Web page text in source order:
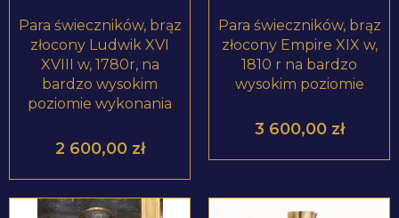
Para świeczników, brąz
złocony Ludwik XVI
XVIII w, 1780r, na
bardzo wysokim
poziomie wykonania
2 600,00 zł
Para świeczników, brąz
złocony Empire XIX w,
1810 r na bardzo
wysokim poziomie
3 600,00 zł